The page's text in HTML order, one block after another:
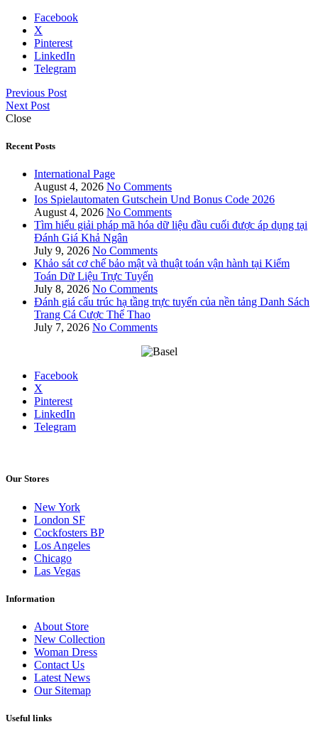
Facebook
X
Pinterest
LinkedIn
Telegram
Previous Post
Next Post
Close
Recent Posts
International Page
August 4, 2026 No Comments
Ios Spielautomaten Gutschein Und Bonus Code 2026
August 4, 2026 No Comments
Tìm hiểu giải pháp mã hóa dữ liệu đầu cuối được áp dụng tại
Đánh Giá Khả Ngân
July 9, 2026 No Comments
Khảo sát cơ chế bảo mật và thuật toán vận hành tại Kiểm
Toán Dữ Liệu Trực Tuyến
July 8, 2026 No Comments
Đánh giá cấu trúc hạ tầng trực tuyến của nền tảng Danh Sách
Trang Cá Cược Thể Thao
July 7, 2026 No Comments
Facebook
X
Pinterest
LinkedIn
Telegram
Our Stores
New York
London SF
Cockfosters BP
Los Angeles
Chicago
Las Vegas
Information
About Store
New Collection
Woman Dress
Contact Us
Latest News
Our Sitemap
Useful links